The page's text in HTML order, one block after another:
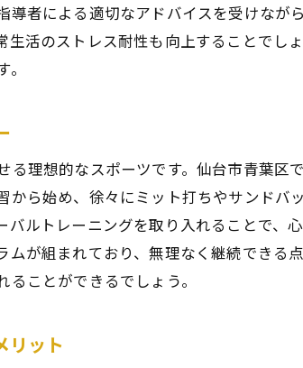
きキックボクシングの安全対策
果的なトレーニング方法を青葉区で学ぶ
的なキックボクシングの基礎
ングスケジュールの組み方
上のためのトレーニング法
る専門的な指導の魅力
向上させる練習方法
たキックボクシング体験で心も体もリフ
を活かしたトレーニング施設
者による適切なアドバイスを受けなが
活のストレス耐性も向上することでし
理想的なスポーツです。仙台市青葉区
ら始め、徐々にミット打ちやサンドバ
ルトレーニングを取り入れることで、
が組まれており、無理なく継続できる
ことができるでしょう。
リット